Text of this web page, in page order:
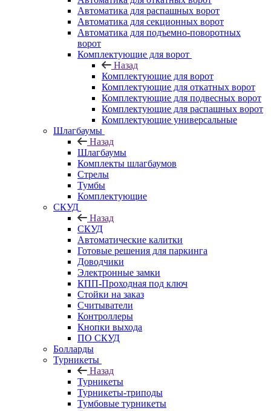
Автоматика для распашных ворот
Автоматика для секционных ворот
Автоматика для подъемно-поворотных
ворот
Комплектующие для ворот
Назад
Комплектующие для ворот
Комплектующие для откатных ворот
Комплектующие для подвесных ворот
Комплектующие для распашных ворот
Комплектующие универсальные
Шлагбаумы
Назад
Шлагбаумы
Комплекты шлагбаумов
Стрелы
Тумбы
Комплектующие
СКУД
Назад
СКУД
Автоматические калитки
Готовые решения для паркинга
Доводчики
Электронные замки
КПП-Проходная под ключ
Стойки на заказ
Считыватели
Контроллеры
Кнопки выхода
ПО СКУД
Болларды
Турникеты
Назад
Турникеты
Турникеты-триподы
Тумбовые турникеты